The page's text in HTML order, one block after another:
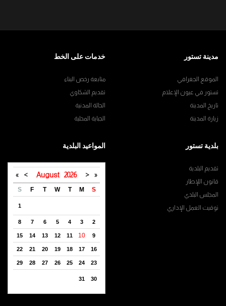
مدينة تستور
الموقع الجغرافي
تستور في عيون الإعلام
تاريخ المدينة
زيارة المدينة
خدمات على الخط
متابعة رخص البناء
تقديم الشكاوي
الحالة المدنية
الجباية المحلية
بلدية تستور
تقديم البلدية
قانون اللإطار
المجلس البلدي
توقيت العمل الإداري
المواعيد البلدية
«
<
August 2026
>
»
S
M
T
W
T
F
S
1
2
3
4
5
6
7
8
9
10
11
12
13
14
15
16
17
18
19
20
21
22
23
24
25
26
27
28
29
30
31